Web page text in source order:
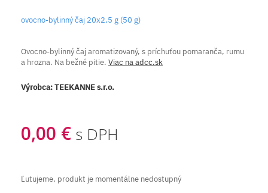
ovocno-bylinný čaj 20x2,5 g (50 g)
Ovocno-bylinný čaj aromatizovaný, s príchuťou pomaranča, rumu
a hrozna. Na bežné pitie. Viac na adcc.sk
Výrobca:TEEKANNE s.r.o.
0,00 € s DPH
Ľutujeme, produkt je momentálne nedostupný